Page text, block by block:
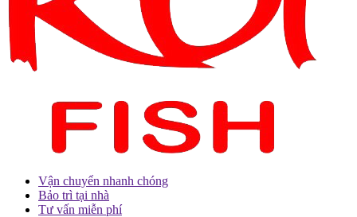
Vận chuyển nhanh chóng
Bảo trì tại nhà
Tư vấn miễn phí